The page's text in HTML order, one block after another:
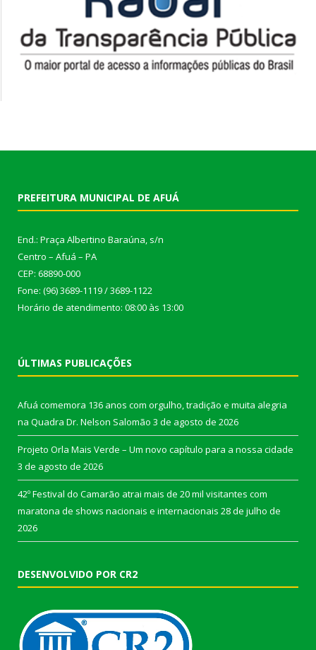
PREFEITURA MUNICIPAL DE AFUÁ
End.: Praça Albertino Baraúna, s/n
Centro – Afuá – PA
CEP: 68890-000
Fone: (96) 3689-1119 / 3689-1122
Horário de atendimento: 08:00 às 13:00
ÚLTIMAS PUBLICAÇÕES
Afuá comemora 136 anos com orgulho, tradição e muita alegria
na Quadra Dr. Nelson Salomão 3 de agosto de 2026
Projeto Orla Mais Verde – Um novo capítulo para a nossa cidade
3 de agosto de 2026
42º Festival do Camarão atrai mais de 20 mil visitantes com
maratona de shows nacionais e internacionais 28 de julho de
2026
DESENVOLVIDO POR CR2